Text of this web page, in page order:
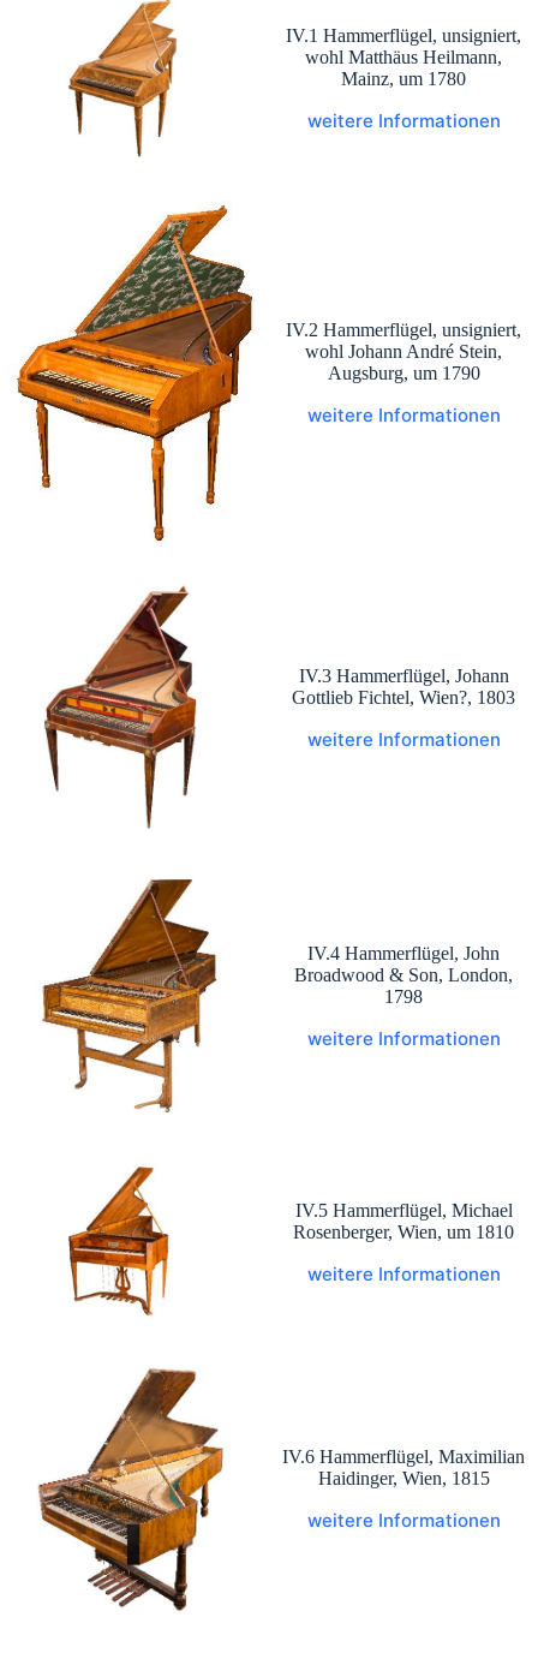
IV.1 Hammerflügel, unsigniert,
wohl Matthäus Heilmann,
Mainz, um 1780
weitere Informationen
IV.2 Hammerflügel, unsigniert,
wohl Johann André Stein,
Augsburg, um 1790
weitere Informationen
IV.3 Hammerflügel, Johann
Gottlieb Fichtel, Wien?, 1803
weitere Informationen
IV.4 Hammerflügel, John
Broadwood & Son, London,
1798
weitere Informationen
IV.5 Hammerflügel, Michael
Rosenberger, Wien, um 1810
weitere Informationen
IV.6 Hammerflügel, Maximilian
Haidinger, Wien, 1815
weitere Informationen